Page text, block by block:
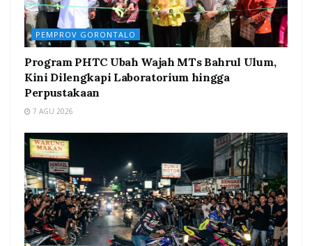
PEMPROV GORONTALO
Program PHTC Ubah Wajah MTs Bahrul Ulum,
Kini Dilengkapi Laboratorium hingga
Perpustakaan
7 AGU 2026